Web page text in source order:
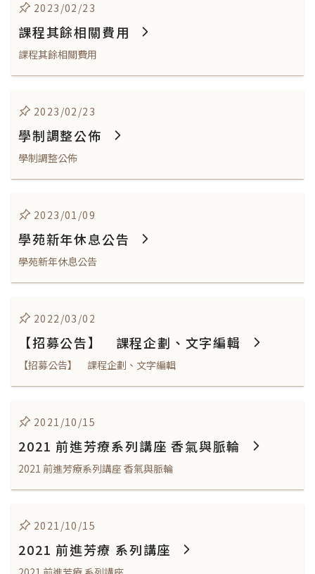
2023/02/23
課程其餘相關費用
課程其餘相關費用
2023/02/23
學制調整公佈
學制調整公佈
2023/01/09
學苑新年休息公告
學苑新年休息公告
2022/03/02
【招募公告】 課程企劃、文字編輯
【招募公告】 課程企劃、文字編輯
2021/10/15
2021 前進芳療系列講座 香氣與脈輪
2021 前進芳療系列講座 香氣與脈輪
2021/10/15
2021 前進芳療 系列講座